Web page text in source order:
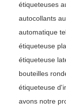
étiqueteuses
autocollants
automatique
étiqueteuse
étiqueteuse
bouteilles
étiqueteuse
avons notre